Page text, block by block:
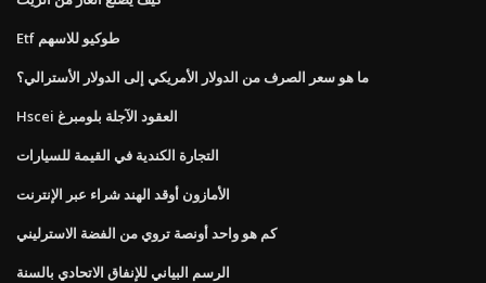
Etf طوكيو للاسهم
ما هو سعر الصرف من الدولار الأمريكي إلى الدولار الأسترالي؟
Hscei العقود الآجلة بلومبرغ
التجارة الكندية في القيمة للسيارات
الأمازون أوقد الهند شراء عبر الإنترنت
كم هو واحد أونصة تروي من الفضة الاسترليني
الرسم البياني للإنفاق الاتحادي بالسنة